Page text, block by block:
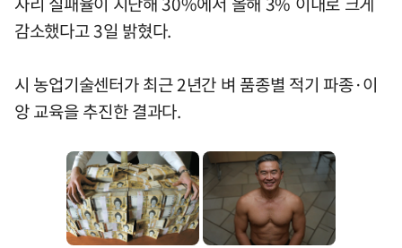
감소했다고 3일 밝혔다.
시 농업기술센터가 최근 2년간 벼 품종별 적기 파종·이
앙 교육을 추진한 결과다.